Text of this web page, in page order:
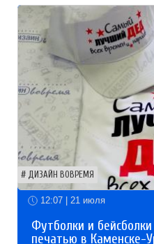
ДИЗАЙН ВОВРЕМЯ
12:07 | 21 июля
Футболки и
печатью в Каменске-